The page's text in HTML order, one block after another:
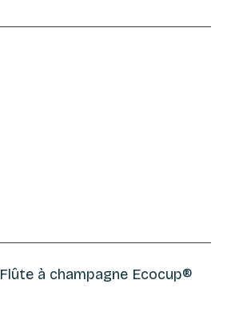
Flûte à champagne Ecocup®